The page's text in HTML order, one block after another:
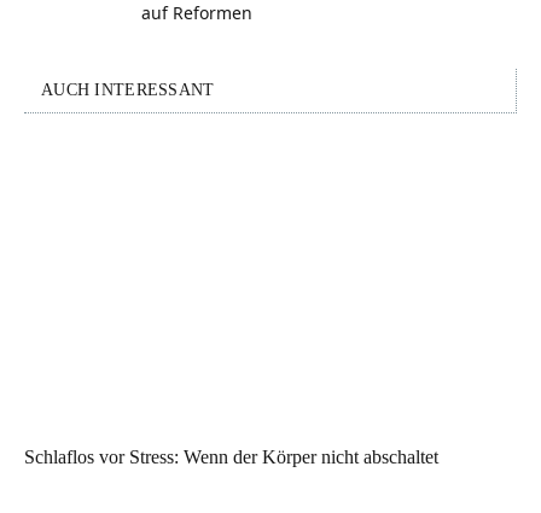
auf Reformen
AUCH INTERESSANT
Schlaflos vor Stress: Wenn der Körper nicht abschaltet